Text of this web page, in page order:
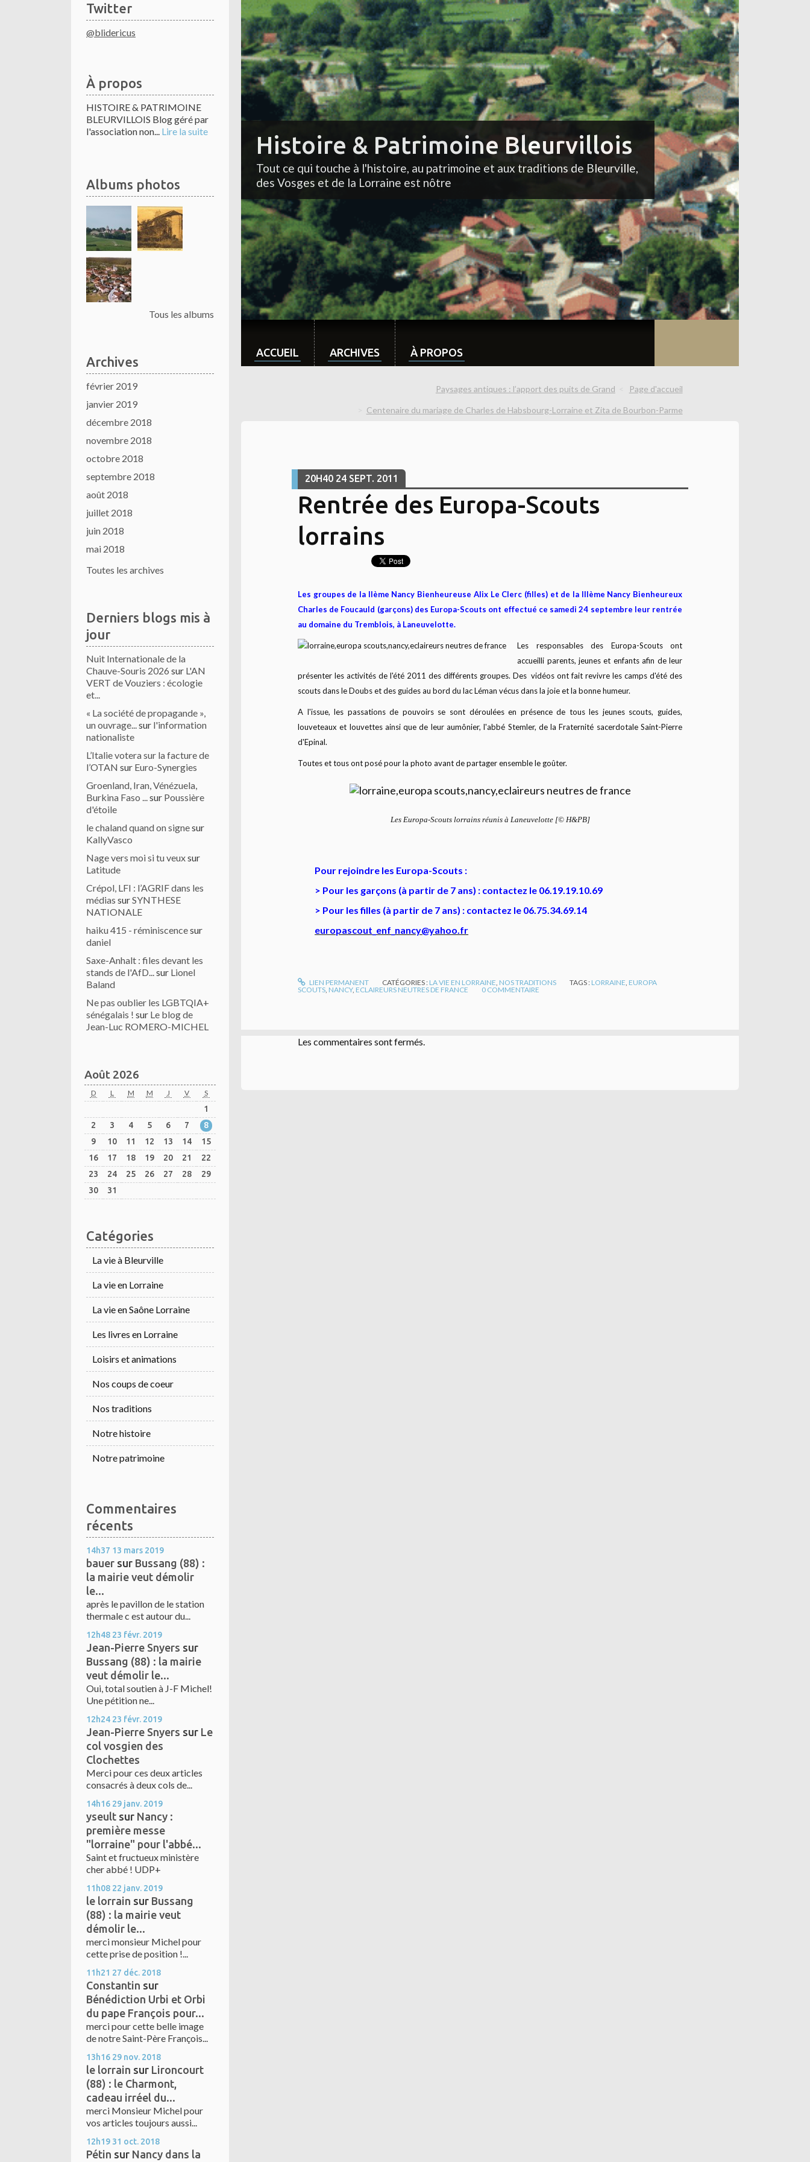
Twitter
@blidericus
À propos
HISTOIRE & PATRIMOINE
BLEURVILLOIS Blog géré par
l'association non... Lire la suite
Albums photos
Tous les albums
Archives
février 2019
janvier 2019
décembre 2018
novembre 2018
octobre 2018
septembre 2018
août 2018
juillet 2018
juin 2018
mai 2018
Toutes les archives
Derniers blogs mis à
jour
Nuit Internationale de la
Chauve-Souris 2026 sur L'AN
VERT de Vouziers : écologie
et...
« La société de propagande »,
un ouvrage...sur l'information
nationaliste
L’Italie votera sur la facture de
l’OTAN sur Euro-Synergies
Groenland, Iran, Vénézuela,
Burkina Faso ...sur Poussière
d'étoile
le chaland quand on signesur
KallyVasco
Nage vers moi si tu veuxsur
Latitude
Crépol, LFI : l’AGRIF dans les
médias surSYNTHESE
NATIONALE
haiku 415 - réminiscencesur
daniel
Saxe-Anhalt : files devant les
stands de l'AfD...sur Lionel
Baland
Ne pas oublier les LGBTQIA+
sénégalais ! sur Le blog de
Jean-Luc ROMERO-MICHEL
Août 2026
D L M M J V S
1
2
3 4 5 6 7
8
9
10 11 12 13 14
15
16
17 18 19 20 21
22
23
24 25 26 27 28
29
30
31
Catégories
La vie à Bleurville
La vie en Lorraine
La vie en Saône Lorraine
Les livres en Lorraine
Loisirs et animations
Nos coups de coeur
Nos traditions
Notre histoire
Notre patrimoine
Commentaires
récents
14h37 13 mars 2019
bauer sur Bussang (88) :
la mairie veut démolir
le...
après le pavillon de le station
thermale c est autour du...
12h48 23 févr. 2019
Jean-Pierre Snyers sur
Bussang (88) : la mairie
veut démolir le...
Oui, total soutien à J-F Michel!
Une pétition ne...
12h24 23 févr. 2019
Jean-Pierre Snyers sur Le
col vosgien des
Clochettes
Merci pour ces deux articles
consacrés à deux cols de...
14h16 29 janv. 2019
yseult sur Nancy :
première messe
"lorraine" pour l'abbé...
Saint et fructueux ministère
cher abbé ! UDP+
11h08 22 janv. 2019
le lorrain sur Bussang
(88) : la mairie veut
démolir le...
merci monsieur Michel pour
cette prise de position !...
11h21 27 déc. 2018
Constantin sur
Bénédiction Urbi et Orbi
du pape François pour...
merci pour cette belle image
de notre Saint-Père François...
13h16 29 nov. 2018
le lorrain sur Lironcourt
(88) : le Charmont,
cadeau irréel du...
merci Monsieur Michel pour
vos articles toujours aussi...
12h19 31 oct. 2018
Pétin sur Nancy dans la
Histoire & Patrimoine Bleurvillois
Tout ce qui touche à l'histoire, au patrimoine et aux traditions de Bleurville,
des Vosges et de la Lorraine est nôtre
ACCUEIL ARCHIVES À PROPOS
Paysages antiques : l’apport des puits de Grand Page d'accueil
Centenaire du mariage de Charles de Habsbourg-Lorraine et Zita de Bourbon-Parme
20H40 24 SEPT. 2011
Rentrée des Europa-Scouts
lorrains
Les groupes de la IIème Nancy Bienheureuse Alix Le Clerc (filles) et de la IIIème Nancy Bienheureux
Charles de Foucauld (garçons) des Europa-Scouts ont effectué ce samedi 24 septembre leur rentrée
au domaine du Tremblois, à Laneuvelotte.
Les responsables des Europa-Scouts ont
accueilli parents, jeunes et enfants afin de leur
présenter les activités de l'été 2011 des différents groupes. Des vidéos ont fait revivre les camps d'été des
scouts dans le Doubs et des guides au bord du lac Léman vécus dans la joie et la bonne humeur.
A l'issue, les passations de pouvoirs se sont déroulées en présence de tous les jeunes scouts, guides,
louveteaux et louvettes ainsi que de leur aumônier, l'abbé Stemler, de la Fraternité sacerdotale Saint-Pierre
d'Epinal.
Toutes et tous ont posé pour la photo avant de partager ensemble le goûter.
Les Europa-Scouts lorrains réunis à Laneuvelotte [© H&PB]
Pour rejoindre les Europa-Scouts :
> Pour les garçons (à partir de 7 ans) : contactez le 06.19.19.10.69
> Pour les filles (à partir de 7 ans) : contactez le 06.75.34.69.14
europascout_enf_nancy@yahoo.fr
LIEN PERMANENT CATÉGORIES : LA VIE EN LORRAINE NOS TRADITIONS TAGS : LORRAINE EUROPA
SCOUTS NANCY, ECLAIREURS NEUTRES DE FRANCE 0 COMMENTAIRE
Les commentaires sont fermés.